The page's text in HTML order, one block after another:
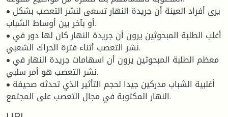
• يرى أفراد العينة أن جريدة النهار تسعى لنشر التعصب بشكل
أو بآخر بين أوساط الشباب.
• أغلب الطلبة المبحوثين يرون أن جريدة النهار كان لها دور في
نشر التعصب أثناء فترة الحراك الشعبي.
• معظم الطلبة المبحوثين يرون أن اسهامات جريدة النهار في
نشر التعصب هو أمر سلبي.
• أغلبية الشباب مدركين جيدا لحجم التأثير الذي تحدثه صحيفة
النهار المكتوبة في مجال التعصب على المجتمع.